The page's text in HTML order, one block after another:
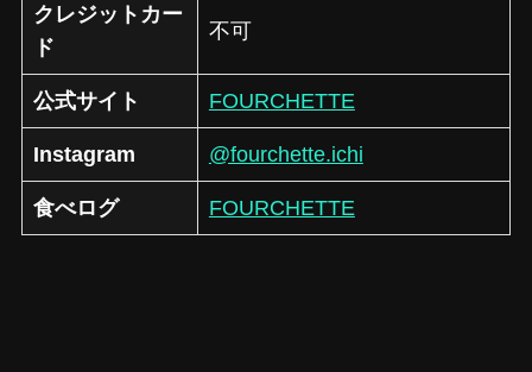
クレジットカー
ド
不可
公式サイト FOURCHETTE
Instagram @fourchette.ichi
食べログ FOURCHETTE